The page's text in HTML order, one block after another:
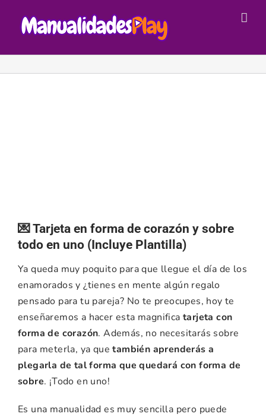
contenido
💌 Tarjeta en forma de corazón y sobre
todo en uno (Incluye Plantilla)
Ya queda muy poquito para que llegue el día de los
enamorados y ¿tienes en mente algún regalo
pensado para tu pareja? No te preocupes, hoy te
enseñaremos a hacer esta magnifica tarjeta con
forma de corazón. Además, no necesitarás sobre
para meterla, ya quetambién aprenderás a
plegarla de tal forma que quedará con forma de
sobre. ¡Todo en uno!
Es una manualidad es muy sencilla pero puede